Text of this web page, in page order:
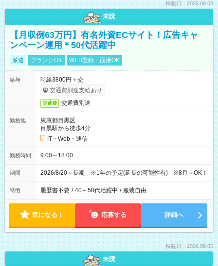
掲載日：2026.08.03
未読
【月収例63万円】有名外資ECサイト！広告キャ
ンペーン運用＊50代活躍中
派遣 ブランクOK WEB登録・面接OK
給与
時給3800円＋交
交通費別途支給あり
交通費 交通費別途
勤務地
東京都目黒区
目黒駅から徒歩4分
IT・Web・通信
勤務時間 9:00～18:00
期間 2026/8/20～長期 ※1年の予定(延長の可能性有) ※8月～OK！
特徴 履歴書不要 / 40～50代活躍中 / 服装自由
気になる！ 応募する 詳細へ
掲載日：2026.08.05
未読